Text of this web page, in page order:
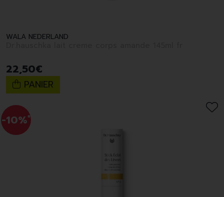
WALA NEDERLAND
22,50€
PANIER
-10%*